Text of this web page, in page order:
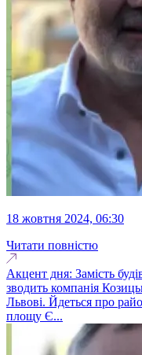
18 жовтня 2024, 06:30
Читати повністю
Акцент дня: Замість
зводить компанія
Львові. Йдеться про
площу Є...